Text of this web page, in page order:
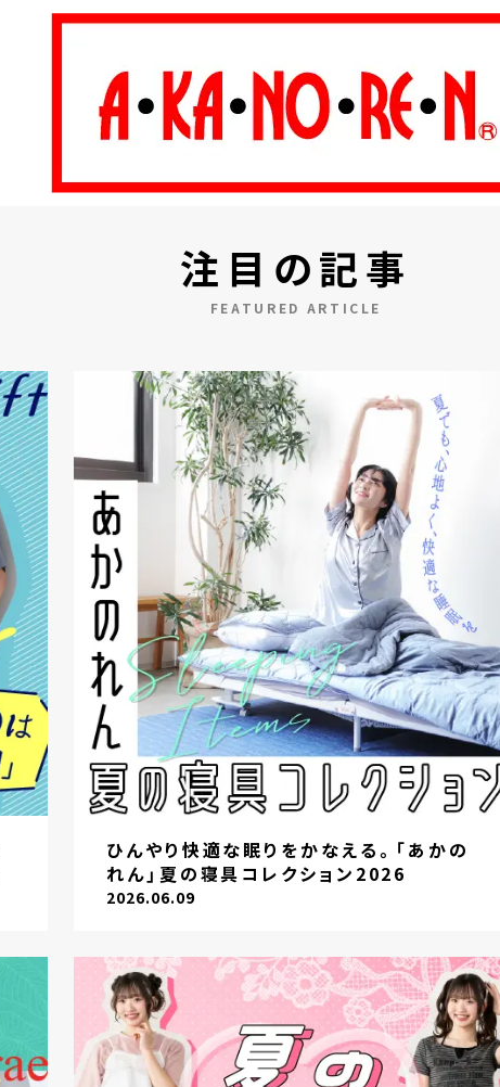
注目の記事
FEATURED ARTICLE
ひんやり快適な眠りをかなえる。「あかの
れん」夏の寝具コレクション2026
2026.06.09